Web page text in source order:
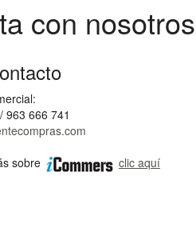
con nosotros
963 666 741
sobre
clic aquí